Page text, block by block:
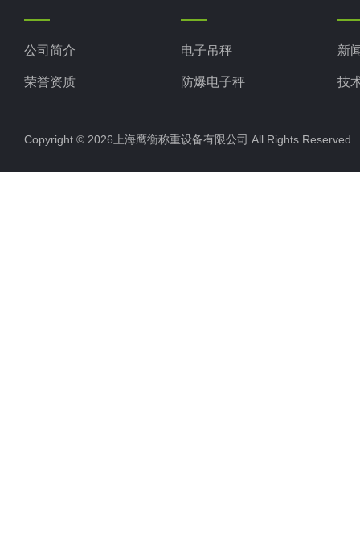
公司简介
荣誉资质
电子吊秤
防爆电子秤
电子汽车衡
电子天平
新
技
Copyright © 2026上海鹰衡称重设备有限公司 All Rights